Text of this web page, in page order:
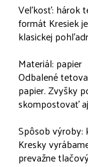
Veľkosť: hárok
formát Kresiek
klasickej
Materiál: papier
Odbalené
papier. Zvyšky
skompostovať
Spôsob výroby:
Kresky
prevažne